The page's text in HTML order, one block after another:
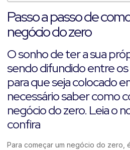
Passo a passo de
negócio do zero
O sonho de ter a sua
sendo difundido entre os
para que seja colocado
necessário saber como
negócio do zero. Leia o
confira
Para começar um negócio do zero,